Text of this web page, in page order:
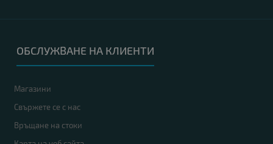
ОБСЛУЖВАНЕ НА КЛИЕНТИ
Магазини
Свържете се с нас
Връщане на стоки